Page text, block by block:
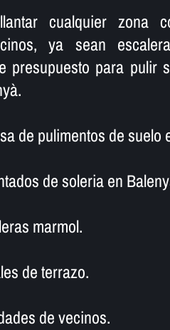
cualquier zona
ya sean
presupuesto para pulir
de pulimentos de suelo
de soleria en
marmol.
de terrazo.
de vecinos.